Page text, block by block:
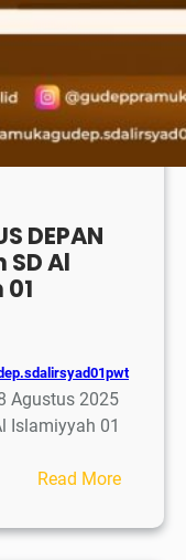
DEPAN
Al
Agustus 2025
Islamiyyah 01
Read More:
GUGUS